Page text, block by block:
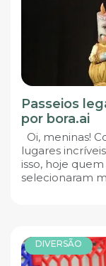
Passeios
por bora.ai
Oi, meninas!
lugares
isso, hoje quem
selecionaram
DIVERSÃO